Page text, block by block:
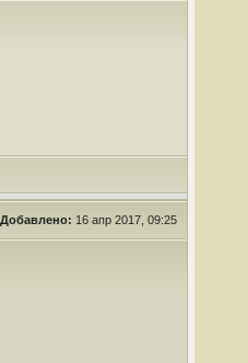
Добавлено: 16 апр 2017, 09:25